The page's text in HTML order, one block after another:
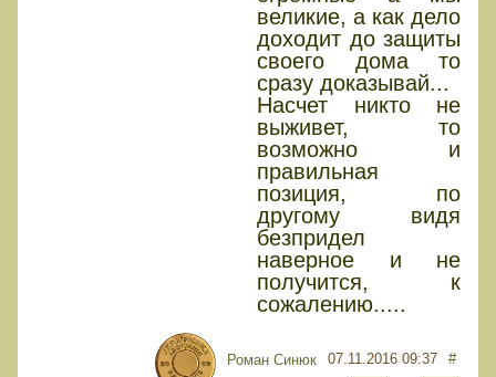
великие, а как дело
доходит до защиты
своего дома то
сразу доказывай...
Насчет никто не
выживет, то
возможно и
правильная
позиция, по
другому видя
безпридел
наверное и не
получится, к
сожалению.....
Роман Синюк 07.11.2016 09:37 #